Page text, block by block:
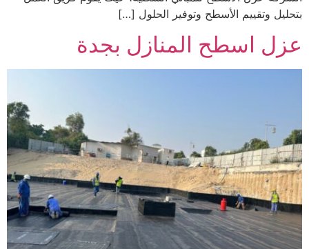
بتحليل وتقييم الأسطح وتوفير الحلول […]
عزل اسطح المنازل بجدة